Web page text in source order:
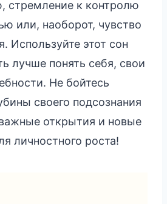
стремление к контролю
или, наоборот, чувство
Используйте этот сон
лучше понять себя, свои
Не бойтесь
своего подсознания
открытия и новые
личностного роста!